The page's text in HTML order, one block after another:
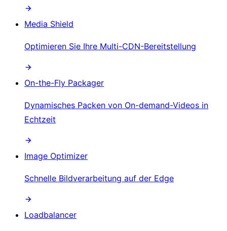
Media Shield
Optimieren Sie Ihre Multi-CDN-Bereitstellung
On-the-Fly Packager
Dynamisches Packen von On-demand-Videos in
Echtzeit
Image Optimizer
Schnelle Bildverarbeitung auf der Edge
Loadbalancer